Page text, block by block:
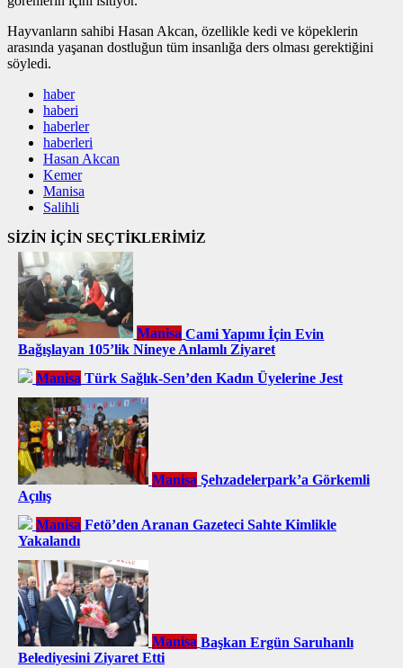
Hayvanların sahibi Hasan Akcan, özellikle kedi ve köpeklerin
arasında yaşanan dostluğun tüm insanlığa ders olması gerektiğini
söyledi.
haber
haberi
haberler
haberleri
Hasan Akcan
Kemer
Manisa
Salihli
SİZİN İÇİN SEÇTİKLERİMİZ
Manisa Cami Yapımı İçin Evin
Bağışlayan 105’lik Nineye Anlamlı Ziyaret
Manisa Türk Sağlık-Sen’den Kadın Üyelerine Jest
Manisa Şehzadelerpark’a Görkemli
Açılış
Manisa Fetö’den Aranan Gazeteci Sahte Kimlikle
Yakalandı
Manisa Başkan Ergün Saruhanlı
Belediyesini Ziyaret Etti